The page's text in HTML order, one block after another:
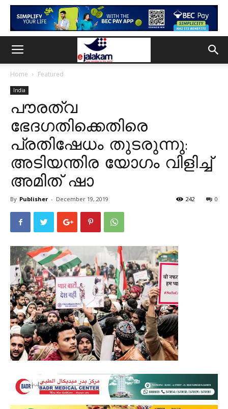
Home Featured
India
പൗരത്വ
ഭേദഗതിക്കെതിരെ
പ്രതിഷേധം തുടരുന്നു:
അടിയന്തിര യോഗം വിളിച്ച്
അമിത് ഷാ
By Publisher - December 19, 2019 0
242